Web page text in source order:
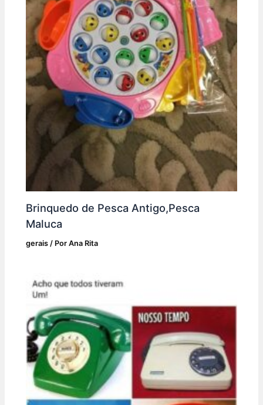
Brinquedo de Pesca Antigo,Pesca
Maluca
gerais / PorAna Rita